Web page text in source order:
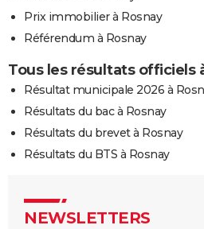
Prix immobilier à Rosnay
Référendum à Rosnay
Tous les résultats officiels
Résultat municipale 2026 à
Résultats du bac à Rosnay
Résultats du brevet à Rosnay
Résultats du BTS à Rosnay
NEWSLETTERS